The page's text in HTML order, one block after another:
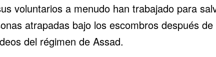
voluntarios a menudo han trabajado para
atrapadas bajo los escombros después de
del régimen de Assad.